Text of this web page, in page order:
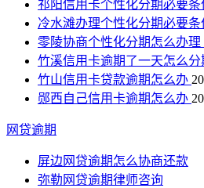
祁阳信用卡个性化分期必要条
冷水滩办理个性化分期必要条
零陵协商个性化分期怎么办理
竹溪信用卡逾期了一天怎么分
竹山信用卡贷款逾期怎么办
郧西自己信用卡逾期怎么办
网贷逾期
屏边网贷逾期怎么协商还款
弥勒网贷逾期律师咨询